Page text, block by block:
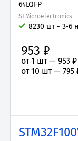
64LQFP
STMicroelectronics
8230 шт - 3-6
953 ₽
от 1 шт — 953 ₽
от 10 шт — 795